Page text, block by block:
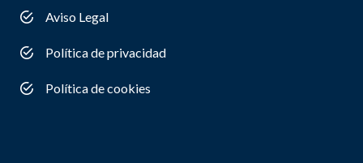
Aviso Legal
Política de privacidad
Política de cookies